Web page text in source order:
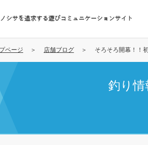
シサを追求する遊びコミュニケーションサイト
ページ 店舗ブログ そろそろ開幕！！
釣り情